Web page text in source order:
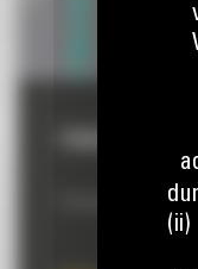
Finantarea ofertelor
(ii)